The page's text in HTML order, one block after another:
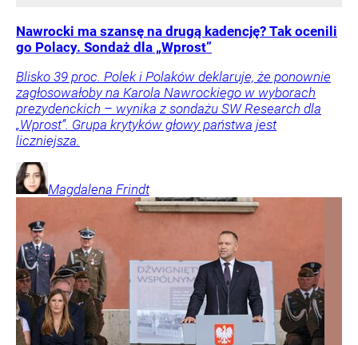
Nawrocki ma szansę na drugą kadencję? Tak ocenili
go Polacy. Sondaż dla „Wprost”
Blisko 39 proc. Polek i Polaków deklaruje, że ponownie
zagłosowałoby na Karola Nawrockiego w wyborach
prezydenckich – wynika z sondażu SW Research dla
„Wprost”. Grupa krytyków głowy państwa jest
liczniejsza.
Magdalena Frindt